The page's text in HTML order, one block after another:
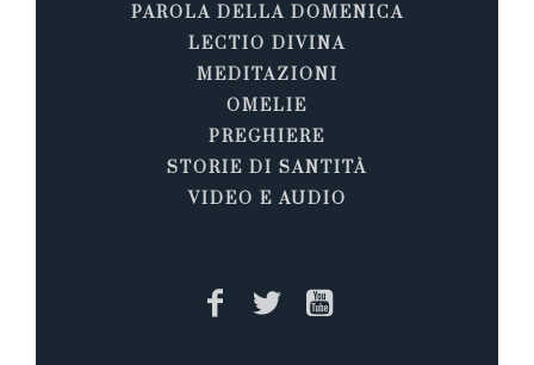
PAROLA DELLA DOMENICA
LECTIO DIVINA
MEDITAZIONI
OMELIE
PREGHIERE
STORIE DI SANTITÀ
VIDEO E AUDIO